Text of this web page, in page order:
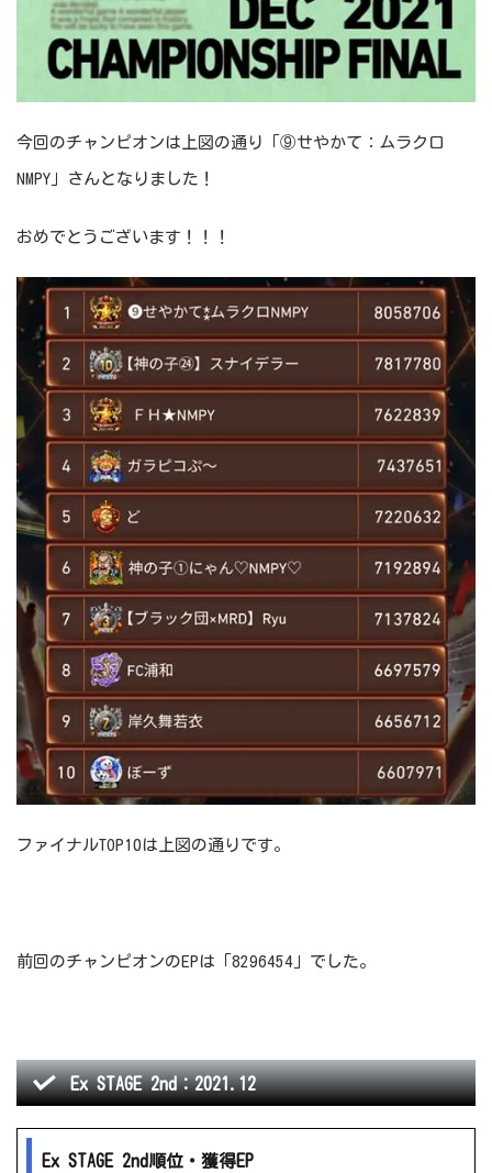
今回のチャンピオンは上図の通り「⑨せやかて：ムラクロ
NMPY」さんとなりました！
おめでとうございます！！！
ファイナルTOP10は上図の通りです。
前回のチャンピオンのEPは「8296454」でした。
Ex STAGE 2nd：2021.12
Ex STAGE 2nd順位・獲得EP